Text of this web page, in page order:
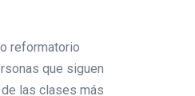
reformatorio
que siguen
las clases más